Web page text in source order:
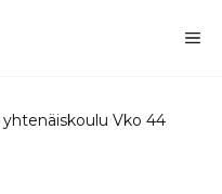
Vko 44